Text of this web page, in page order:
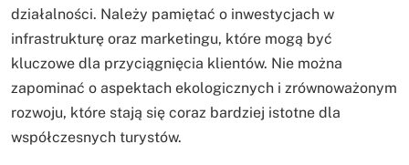
działalności. Należy pamiętać o inwestycjach w
infrastrukturę oraz marketingu, które mogą być
kluczowe dla przyciągnięcia klientów. Nie można
zapominać o aspektach ekologicznych i zrównoważonym
rozwoju, które stają się coraz bardziej istotne dla
współczesnych turystów.